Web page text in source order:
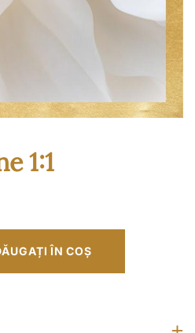
1:1
ÎN COȘ